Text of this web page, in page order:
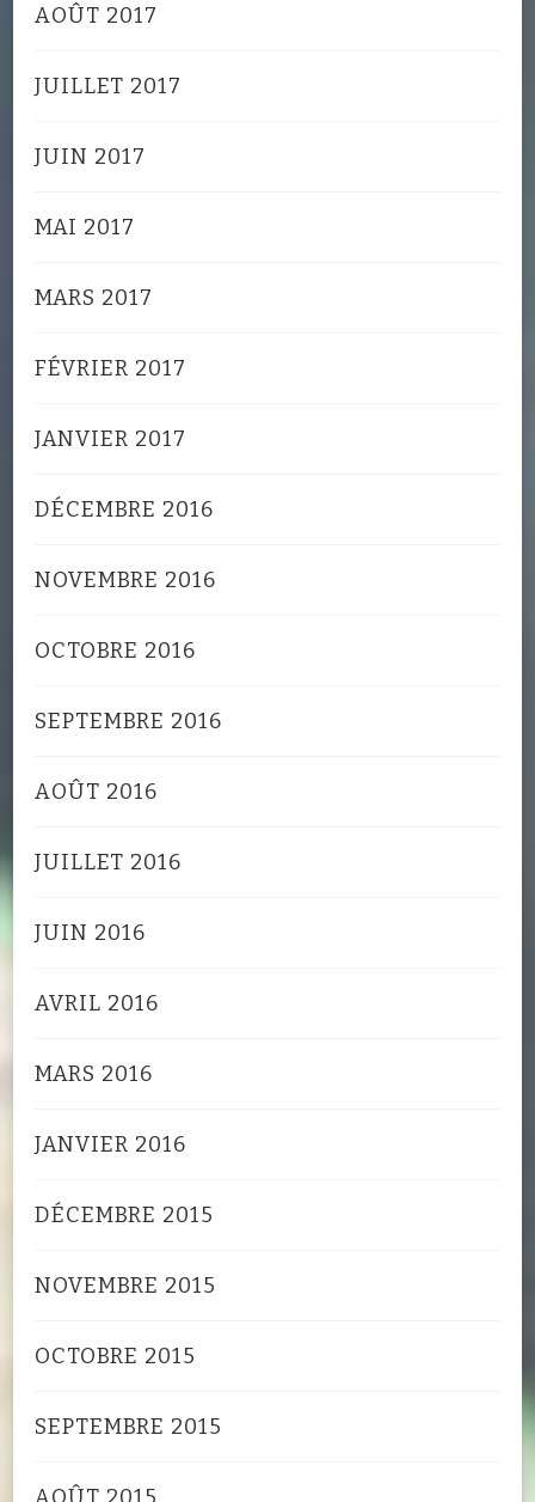
AOÛT 2017
JUILLET 2017
JUIN 2017
MAI 2017
MARS 2017
FÉVRIER 2017
JANVIER 2017
DÉCEMBRE 2016
NOVEMBRE 2016
OCTOBRE 2016
SEPTEMBRE 2016
AOÛT 2016
JUILLET 2016
JUIN 2016
AVRIL 2016
MARS 2016
JANVIER 2016
DÉCEMBRE 2015
NOVEMBRE 2015
OCTOBRE 2015
SEPTEMBRE 2015